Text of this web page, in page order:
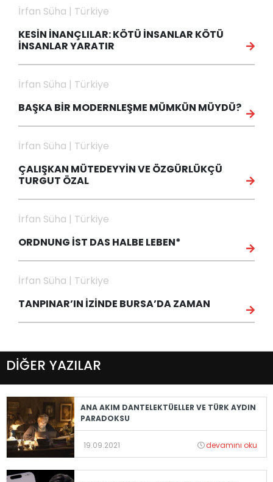
İrfan Süha | Türkiye
KESİN İNANÇLILAR: KÖTÜ İNSANLAR KÖTÜ
İNSANLAR YARATIR
İrfan Süha | Türkiye
BAŞKA BİR MODERNLEŞME MÜMKÜN MÜYDÜ?
İrfan Süha | Türkiye
ÇALIŞKAN MÜTEDEYYİN VE ÖZGÜRLÜKÇÜ
TURGUT ÖZAL
İrfan Süha | Türkiye
ORDNUNG İST DAS HALBE LEBEN*
İrfan Süha | Türkiye
TANPINAR’IN İZİNDE BURSA’DA ZAMAN
DİĞER YAZILAR
ANA AKIM DANTELEKTÜELLER VE TÜRK AYDIN
PARADOKSU
19.09.2021 devamını oku